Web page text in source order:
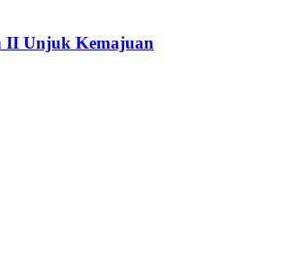
II Unjuk Kemajuan